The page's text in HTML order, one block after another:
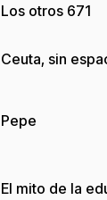
Los otros 671
Ceuta, sin
Pepe
El mito de la